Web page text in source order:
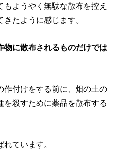
ようやく無駄な散布を控え
たように感じます。
物に散布されるものだけでは
作付けをする前に、畑の土の
を殺すために薬品を散布する
れています。